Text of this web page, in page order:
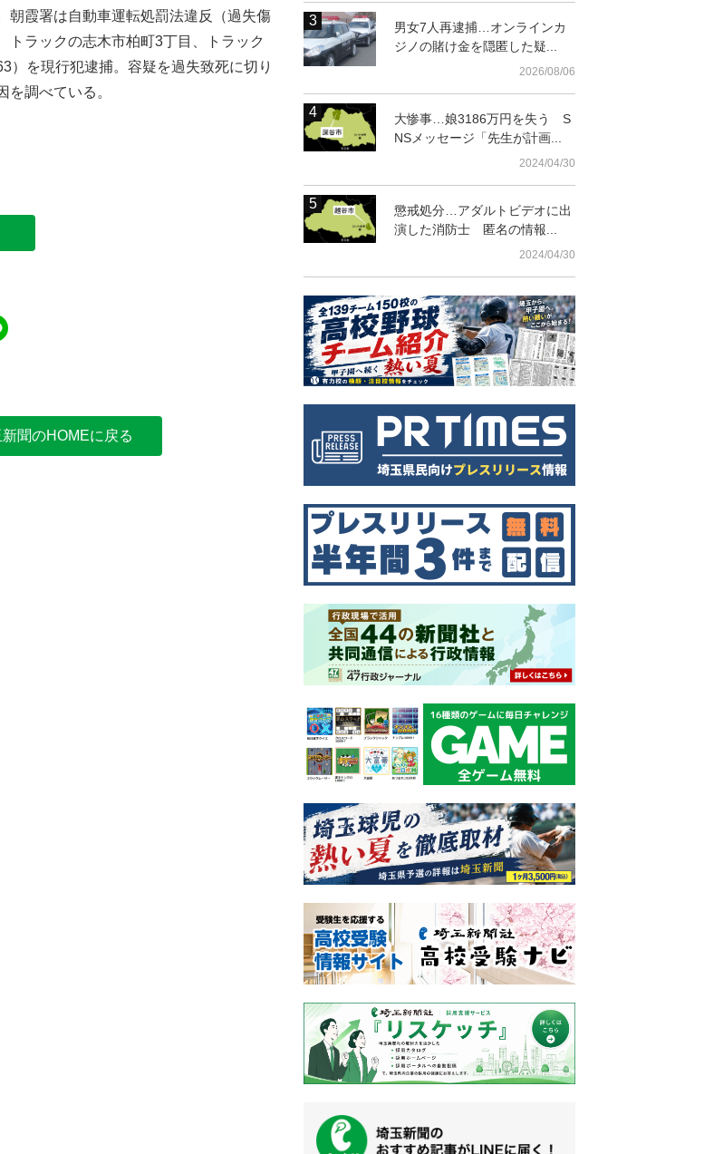
朝霞署は自動車運転処罰法違反（過失傷
トラックの志木市柏町3丁目、トラック
）を現行犯逮捕。容疑を過失致死に切り
を調べている。
聞のHOMEに戻る
男女7人再逮捕…オンラインカ
ジノの賭け金を隠匿した疑...
2026/08/06
大惨事…娘3186万円を失う S
NSメッセージ「先生が計画...
2024/04/30
懲戒処分…アダルトビデオに出
演した消防士 匿名の情報...
2024/04/30